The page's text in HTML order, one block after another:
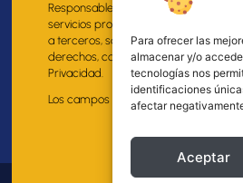
Para ofrecer las
almacenar y/o
tecnologías nos
identificaciones
afectar
Aceptar
Responsable del fichero:
servicios propios al suscrito.
a terceros, salvo obligación legal;
derechos, como se explica en la
Privacidad.
Los campos marcados con * son